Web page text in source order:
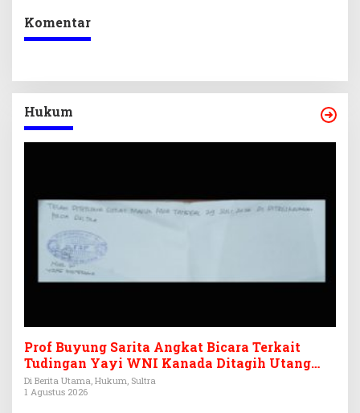
Komentar
Hukum
Prof Buyung Sarita Angkat Bicara Terkait
Tudingan Yayi WNI Kanada Ditagih Utang
Rp3,6 Miliar
Di Berita Utama, Hukum, Sultra
1 Agustus 2026